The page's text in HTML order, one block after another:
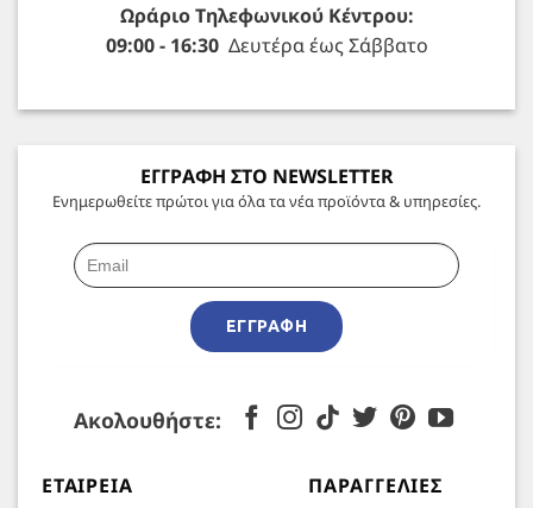
Ωράριο Τηλεφωνικού Κέντρου:
09:00 - 16:30Δευτέρα έως Σάββατο
ΕΓΓΡΑΦΗ ΣΤΟ NEWSLETTER
Ενημερωθείτε πρώτοι για όλα τα νέα προϊόντα & υπηρεσίες.
ΕΓΓΡΑΦΉ
Ακολουθήστε:
ΕΤΑΙΡΕΊΑ ΠΑΡΑΓΓΕΛΊΕΣ